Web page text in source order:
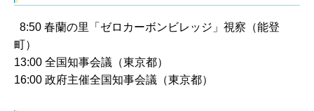
8:50 春蘭の里「ゼロカーボンビレッジ」視察（能登
町）
13:00 全国知事会議（東京都）
16:00 政府主催全国知事会議（東京都）